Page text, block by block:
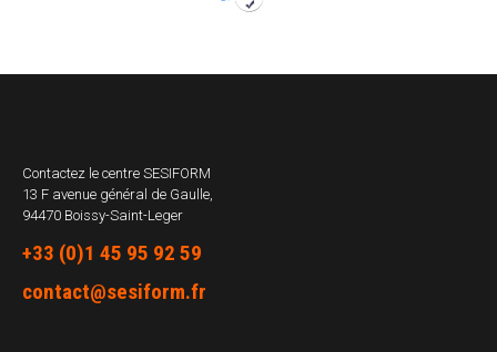
Contactez le centre SESIFORM
13 F avenue général de Gaulle,
94470 Boissy-Saint-Leger
+33 (0)1 45 95 92 59
contact@sesiform.fr